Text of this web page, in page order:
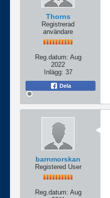
Thorns
Registrerad
användare
Reg.datum: Aug
2022
Inlägg: 37
Dela
barnmorskan
Registered User
Reg.datum: Aug